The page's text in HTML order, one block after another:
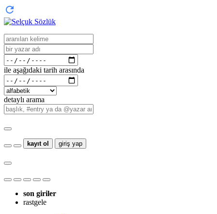
ile aşağıdaki tarih arasında
detaylı arama
kayıt ol giriş yap
son giriler
rastgele